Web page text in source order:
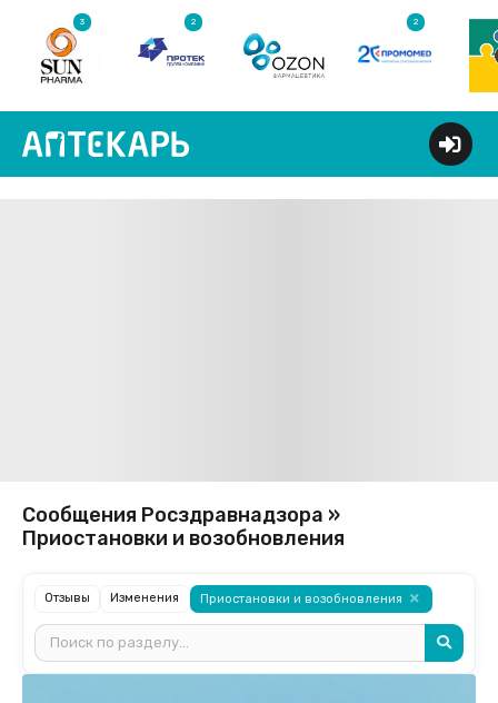
3 2 2
Сообщения Росздравнадзора »
Приостановки и возобновления
Отзывы Изменения Приостановки и возобновления